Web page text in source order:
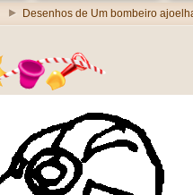
Desenhos de Um bombeiro